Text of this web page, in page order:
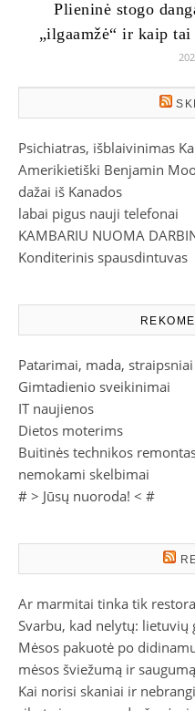
Plieninė stogo
„ilgaamžė“ ir kaip
Psichiatras, išblaivinimas
Amerikietiški Benjamin
dažai iš Kanados
labai pigus nauji telefonai
KAMBARIU NUOMA
Konditerinis spausdintuvas
Patarimai, mada, straipsniai
Gimtadienio sveikinimai
IT naujienos
Dietos moterims
Buitinės technikos
nemokami skelbimai
# > Jūsų nuoroda! < #
Ar marmitai tinka tik
Svarbu, kad nelytų: lietuvių
Mėsos pakuotė po
mėsos šviežumą ir saugumą
Kai norisi skaniai ir